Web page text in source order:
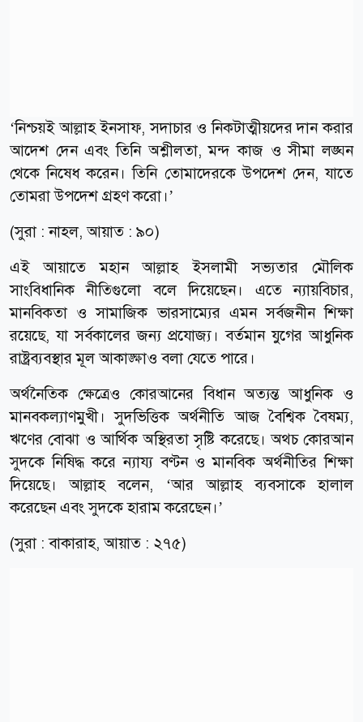
‘নিশ্চয়ই আল্লাহ ইনসাফ, সদাচার ও নিকটাত্মীয়দের দান করার
আদেশ দেন এবং তিনি অশ্লীলতা, মন্দ কাজ ও সীমা লঙ্ঘন
থেকে নিষেধ করেন। তিনি তোমাদেরকে উপদেশ দেন, যাতে
তোমরা উপদেশ গ্রহণ করো।’
(সুরা : নাহল, আয়াত : ৯০)
এই আয়াতে মহান আল্লাহ ইসলামী সভ্যতার মৌলিক
সাংবিধানিক নীতিগুলো বলে দিয়েছেন। এতে ন্যায়বিচার,
মানবিকতা ও সামাজিক ভারসাম্যের এমন সর্বজনীন শিক্ষা
রয়েছে, যা সর্বকালের জন্য প্রযোজ্য। বর্তমান যুগের আধুনিক
রাষ্ট্রব্যবস্থার মূল আকাঙ্ক্ষাও বলা যেতে পারে।
অর্থনৈতিক ক্ষেত্রেও কোরআনের বিধান অত্যন্ত আধুনিক ও
মানবকল্যাণমুখী। সুদভিত্তিক অর্থনীতি আজ বৈশ্বিক বৈষম্য,
ঋণের বোঝা ও আর্থিক অস্থিরতা সৃষ্টি করেছে। অথচ কোরআন
সুদকে নিষিদ্ধ করে ন্যায্য বণ্টন ও মানবিক অর্থনীতির শিক্ষা
দিয়েছে। আল্লাহ বলেন, ‘আর আল্লাহ ব্যবসাকে হালাল
করেছেন এবং সুদকে হারাম করেছেন।’
(সুরা : বাকারাহ, আয়াত : ২৭৫)